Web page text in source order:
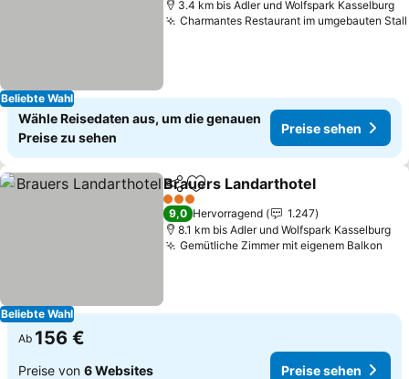
Beliebte Wahl
3.4 km bis Adler und Wolfspark Kasselburg
Charmantes Restaurant im umgebauten Stall
Wähle Reisedaten aus, um die genauen
Preise zu sehen
Preise sehen
Beliebte Wahl
TeilenZu Favoriten hinzufügen
Brauers Landarthotel
3 Sterne
9,0 Hervorragend
1.247
8.1 km bis Adler und Wolfspark Kasselburg
Gemütliche Zimmer mit eigenem Balkon
Ab 156 €
Preise von 6 Websites Preise sehen